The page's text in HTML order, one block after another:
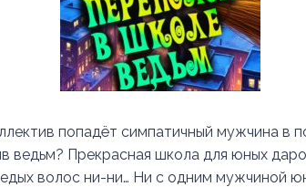
попадёт симпатичный мужчина в
ведьм? Прекрасная школа для юных
волос ни-ни… Ни с одним мужчиной